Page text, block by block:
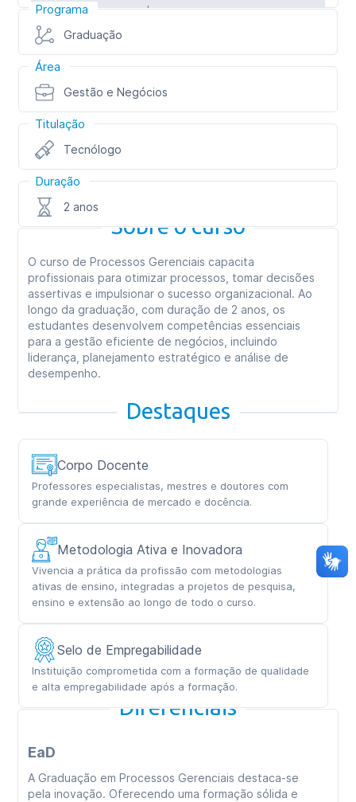
Programa
Graduação
Área
Gestão e Negócios
Titulação
Tecnólogo
Duração
2 anos
Sobre o curso
O curso de Processos Gerenciais capacita
profissionais para otimizar processos, tomar decisões
assertivas e impulsionar o sucesso organizacional. Ao
longo da graduação, com duração de 2 anos, os
estudantes desenvolvem competências essenciais
para a gestão eficiente de negócios, incluindo
liderança, planejamento estratégico e análise de
desempenho.
Destaques
Corpo Docente
Professores especialistas, mestres e doutores com
grande experiência de mercado e docência.
Metodologia Ativa e Inovadora
Vivencia a prática da profissão com metodologias
ativas de ensino, integradas a projetos de pesquisa,
ensino e extensão ao longo de todo o curso.
Selo de Empregabilidade
Instituição comprometida com a formação de qualidade
e alta empregabilidade após a formação.
Diferenciais
EaD
A Graduação em Processos Gerenciais destaca-se
pela inovação. Oferecendo uma formação sólida e
Inscreva-se